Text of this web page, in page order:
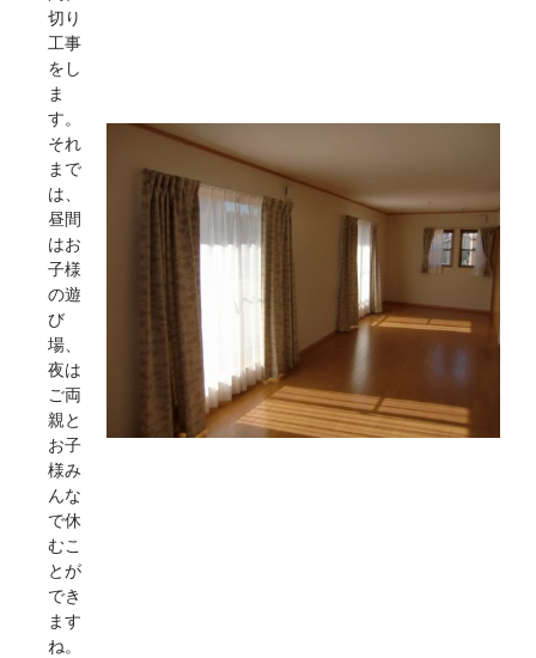
切り
工事
をし
ま
す。
それ
まで
は、
昼間
はお
子様
の遊
び
場、
夜は
ご両
親と
お子
様み
んな
で休
むこ
とが
でき
ます
ね。